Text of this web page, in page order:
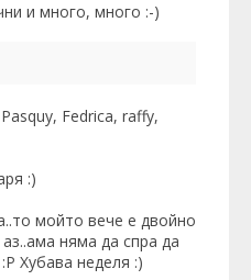
и много, много :-)
Fedrica, raffy,
:)
мойто вече е двойно
няма да спра да
Хубава неделя :)